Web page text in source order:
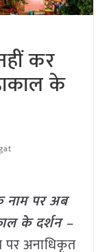
कर
के
नाम पर अब
के दर्शन –
पर अनाधिकृत